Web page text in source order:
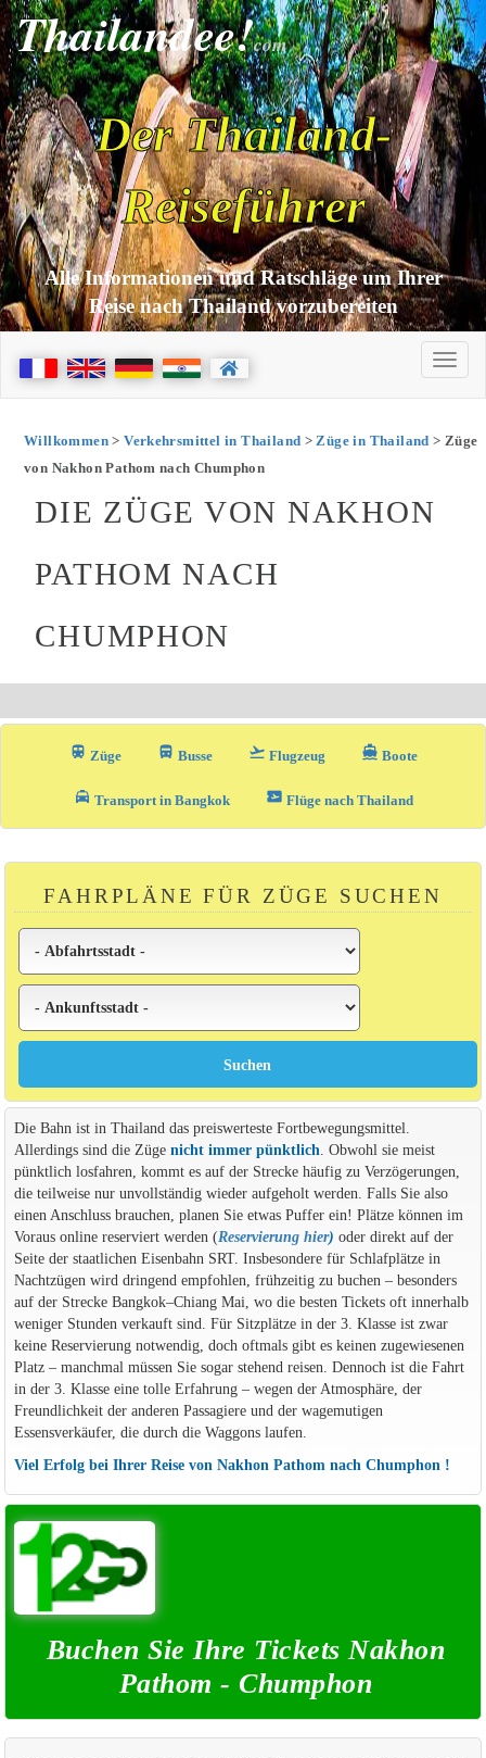
Thailandee!com
Der Thailand-
Reiseführer
Alle Informationen und Ratschläge um Ihrer
Reise nach Thailand vorzubereiten
Willkommen>Verkehrsmittel in Thailand >Züge in Thailand > Züge
von Nakhon Pathom nach Chumphon
DIE ZÜGE VON NAKHON
PATHOM NACH
CHUMPHON
train Züge directions_bus_filled Busse flight_takeoff Flugzeug directions_boat Boote
local_taxi Transport in Bangkok airplane_ticket Flüge nach Thailand
FAHRPLÄNE FÜR ZÜGE SUCHEN
Die Bahn ist in Thailand das preiswerteste Fortbewegungsmittel.
Allerdings sind die Züge nicht immer pünktlich . Obwohl sie meist
pünktlich losfahren, kommt es auf der Strecke häufig zu Verzögerungen,
die teilweise nur unvollständig wieder aufgeholt werden. Falls Sie also
einen Anschluss brauchen, planen Sie etwas Puffer ein! Plätze können im
Voraus online reserviert werden (Reservierung hier) oder direkt auf der
Seite der staatlichen Eisenbahn SRT. Insbesondere für Schlafplätze in
Nachtzügen wird dringend empfohlen, frühzeitig zu buchen – besonders
auf der Strecke Bangkok–Chiang Mai, wo die besten Tickets oft innerhalb
weniger Stunden verkauft sind. Für Sitzplätze in der 3. Klasse ist zwar
keine Reservierung notwendig, doch oftmals gibt es keinen zugewiesenen
Platz – manchmal müssen Sie sogar stehend reisen. Dennoch ist die Fahrt
in der 3. Klasse eine tolle Erfahrung – wegen der Atmosphäre, der
Freundlichkeit der anderen Passagiere und der wagemutigen
Essensverkäufer, die durch die Waggons laufen.
Viel Erfolg bei Ihrer Reise von Nakhon Pathom nach Chumphon !
Buchen Sie Ihre Tickets Nakhon
Pathom - Chumphon